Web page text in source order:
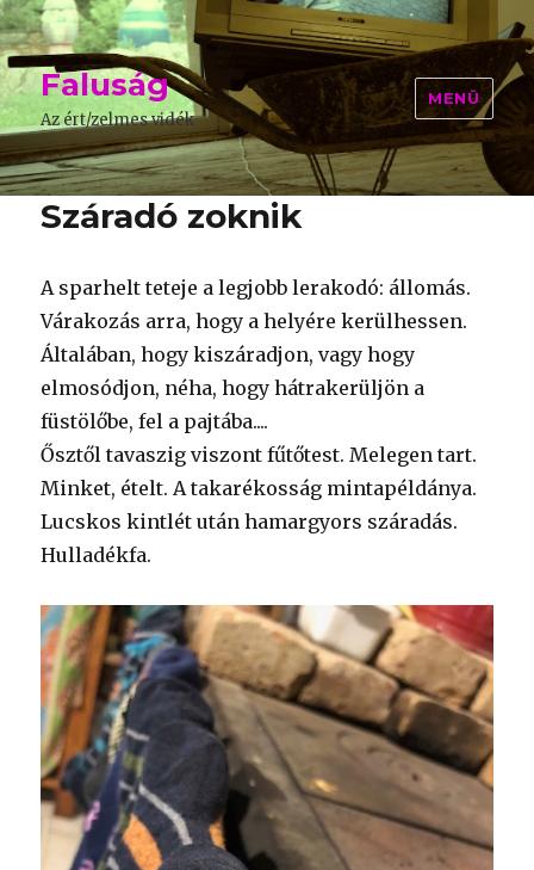
Faluság
Az ért/zelmes vidék
MENÜ
Száradó zoknik
A sparhelt teteje a legjobb lerakodó: állomás.
Várakozás arra, hogy a helyére kerülhessen.
Általában, hogy kiszáradjon, vagy hogy
elmosódjon, néha, hogy hátrakerüljön a
füstölőbe, fel a pajtába....
Ősztől tavaszig viszont fűtőtest. Melegen tart.
Minket, ételt. A takarékosság mintapéldánya.
Lucskos kintlét után hamargyors száradás.
Hulladékfa.